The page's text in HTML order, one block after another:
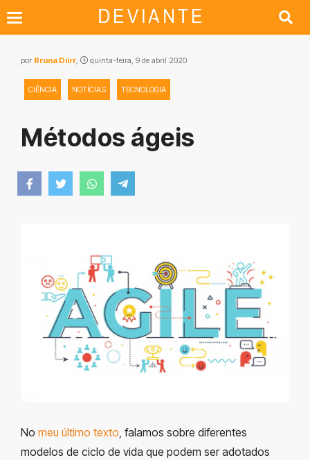
por Bruna Diirr, quinta-feira, 9 de abril 2020
CIÊNCIA NOTÍCIAS TECNOLOGIA
Métodos ágeis
No meu último texto, falamos sobre diferentes
modelos de ciclo de vida que podem ser adotados